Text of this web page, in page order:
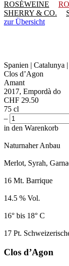
ROSÉWEINE
SHERRY & CO.
zur Übersicht
Spanien | Catalunya
Clos d’Agon
Amant
2017, Empordà do
CHF 29.50
75 cl
–
in den Warenkorb
Naturnaher Anbau
Merlot, Syrah,
16 Mt. Barrique
14.5 % Vol.
16° bis 18° C
17 Pt.
Clos d’Agon